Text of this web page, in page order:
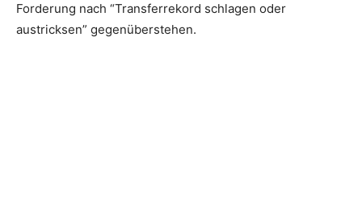
Forderung nach “Transferrekord schlagen oder
austricksen” gegenüberstehen.